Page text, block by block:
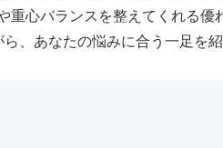
心バランスを整えてくれる優
、あなたの悩みに合う一足を紹